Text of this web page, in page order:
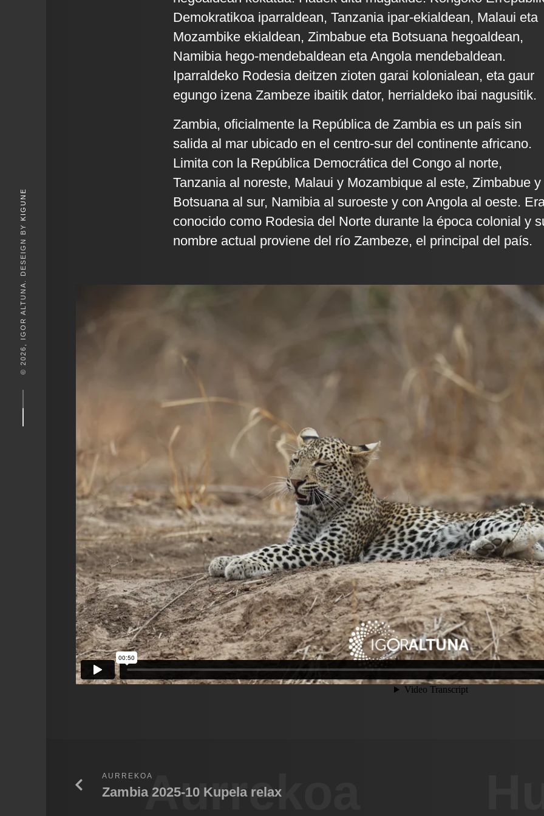
© 2026, IGOR ALTUNA. DESEIGN BY
KIGUNE
Demokratikoa iparraldean, Tanzania ipar-ekialdean, Malaui eta
Mozambike ekialdean, Zimbabue eta Botsuana hegoaldean,
Namibia hego-mendebaldean eta Angola mendebaldean.
Iparraldeko Rodesia deitzen zioten garai kolonialean, eta gaur
egungo izena Zambeze ibaitik dator, herrialdeko ibai nagusitik.
Zambia, oficialmente la República de Zambia es un país sin
salida al mar ubicado en el centro-sur del continente africano.
Limita con la República Democrática del Congo al norte,
Tanzania al noreste, Malaui y Mozambique al este, Zimbabue y
Botsuana al sur, Namibia al suroeste y con Angola al oeste.
conocido como Rodesia del Norte durante la época colonial y
nombre actual proviene del río Zambeze, el principal del país.
Aurrekoa
AURREKOA
Zambia 2025-10 Kupela relax